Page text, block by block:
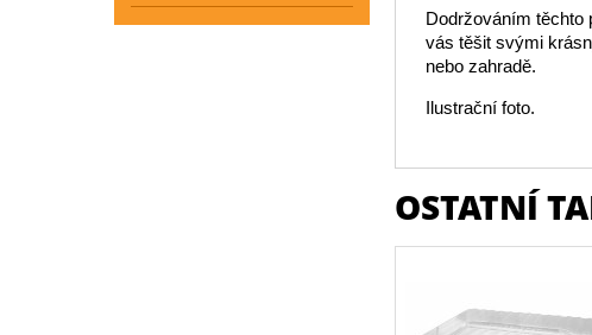
Dodržováním těchto
vás těšit svými
nebo zahradě.
Ilustrační foto.
OSTATNÍ